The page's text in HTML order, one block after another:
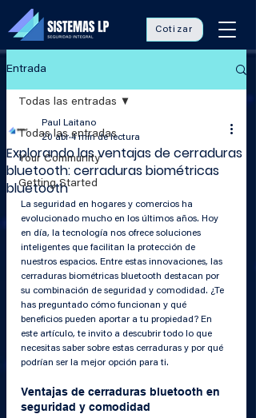
Cotizar
Entrada
Todas las entradas
Your Community
Getting Started
Todas las entradas
Explorando las ventajas de cerraduras
bluetooth: cerraduras biométricas
bluetooth
Paul Laitano
20 abr 4 min de lectura
La seguridad en hogares y comercios ha
evolucionado mucho en los últimos años. Hoy
en día, la tecnología nos ofrece soluciones
inteligentes que facilitan la protección de
nuestros espacios. Entre estas innovaciones, las
cerraduras biométricas bluetooth destacan por
su combinación de seguridad y comodidad. ¿Te
has preguntado cómo funcionan y qué
beneficios pueden aportar a tu propiedad? En
este artículo, te invito a descubrir todo lo que
necesitas saber sobre estas cerraduras y por qué
podrían ser la mejor opción para ti.
Ventajas de cerraduras bluetooth en
seguridad y comodidad